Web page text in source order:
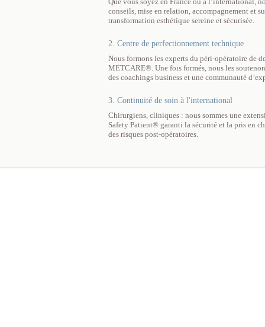
Que vous soyez en France ou à l’international,
conseils, mise en relation, accompagnement et
transformation esthétique sereine et sécurisée.
2. Centre de perfectionnement technique
Nous formons les experts du péri-opératoire de
METCARE®. Une fois formés, nous les
des coachings business et une communauté
3. Continuité de soin à l'international
Chirurgiens, cliniques : nous sommes une
Safety Patient® garanti la sécurité et la pris en
des risques post-opératoires.